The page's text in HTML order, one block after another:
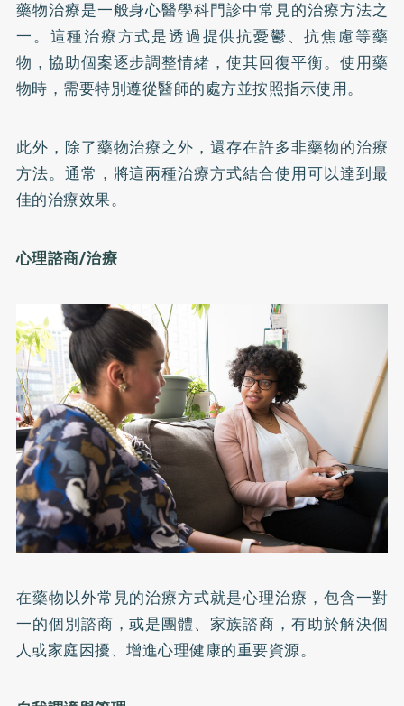
藥物治療是一般身心醫學科門診中常見的治療方法之
一。這種治療方式是透過提供抗憂鬱、抗焦慮等藥
物，協助個案逐步調整情緒，使其回復平衡。使用藥
物時，需要特別遵從醫師的處方並按照指示使用。
此外，除了藥物治療之外，還存在許多非藥物的治療
方法。通常，將這兩種治療方式結合使用可以達到最
佳的治療效果。
心理諮商/治療
在藥物以外常見的治療方式就是心理治療，包含一對
一的個別諮商，或是團體、家族諮商，有助於解決個
人或家庭困擾、增進心理健康的重要資源。